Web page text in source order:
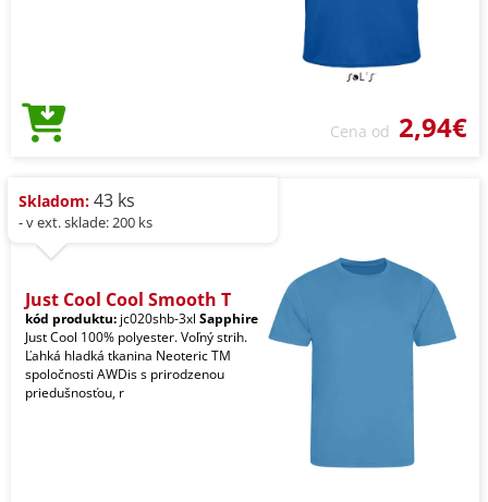
Cena od 2,94€
Skladom: 43 ks
- v ext. sklade: 200 ks
Just Cool Cool Smooth T
kód produktu: jc020shb-3xl Sapphire
Just Cool 100% polyester. Voľný strih.
Ľahká hladká tkanina Neoteric TM
spoločnosti AWDis s prirodzenou
priedušnosťou, r